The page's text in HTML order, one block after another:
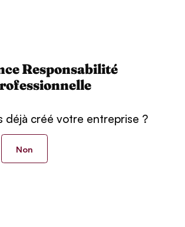
Responsabilité
déjà créé votre entreprise ?
Non